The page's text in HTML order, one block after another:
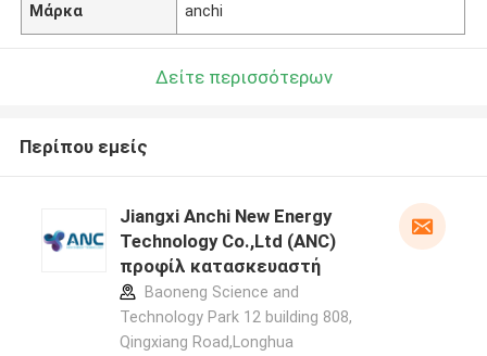
Μάρκα anchi
Δείτε περισσότερων
Περίπου εμείς
Jiangxi Anchi New Energy
Technology Co.,Ltd (ANC)
προφίλ κατασκευαστή
Baoneng Science and
Technology Park 12 building 808,
Qingxiang Road,Longhua